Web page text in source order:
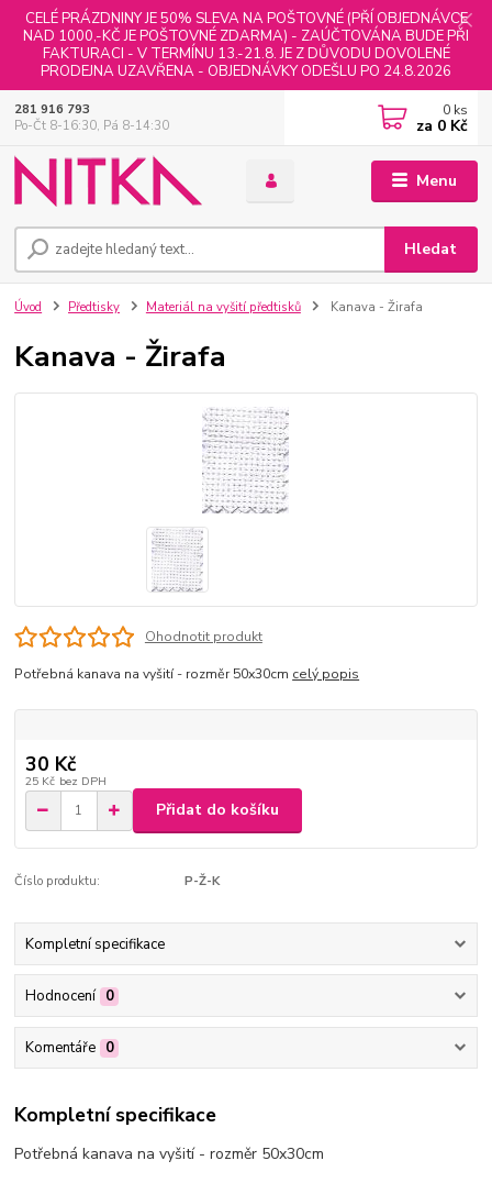
CELÉ PRÁZDNINY JE 50% SLEVA NA POŠTOVNÉ (PŘÍ OBJEDNÁVCE
NAD 1000,-KČ JE POŠTOVNÉ ZDARMA) - ZAÚČTOVÁNA BUDE PŘI
FAKTURACI - V TERMÍNU 13.-21.8. JE Z DŮVODU DOVOLENÉ
PRODEJNA UZAVŘENA - OBJEDNÁVKY ODEŠLU PO 24.8.2026
Menu
Hledat
281 916 793
Po-Čt 8-16:30, Pá 8-14:30
0 ks
za 0 Kč
Úvod Předtisky Materiál na vyšití předtisků Kanava - Žirafa
Kanava - Žirafa
Ohodnotit produkt
Potřebná kanava na vyšití - rozměr 50x30cm celý popis
30 Kč
25 Kč bez DPH
Přidat do košíku
Číslo produktu: P-Ž-K
Kompletní specifikace
Hodnocení 0
Komentáře 0
Kompletní specifikace
Potřebná kanava na vyšití - rozměr 50x30cm